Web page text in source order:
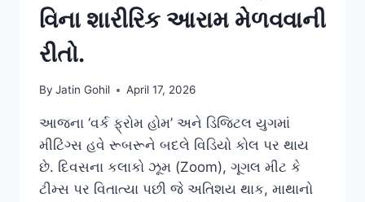
વિના શારીરિક આરામ મેળવવાની
રીતો.
By Jatin Gohil April 17, 2026
આજના ‘વર્ક ફ્રોમ હોમ’ અને ડિજિટલ યુગમાં
મીટિંગ્સ હવે રૂબરૂને બદલે વિડિયો કોલ પર થાય
છે. દિવસના કલાકો ઝૂમ (Zoom), ગૂગલ મીટ કે
ટીમ્સ પર વિતાત્યા પછી જે અતિશય થાક, માથાનો